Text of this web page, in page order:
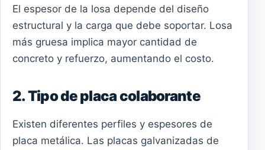
El espesor de la losa depende del diseño
estructural y la carga que debe soportar. Losa
más gruesa implica mayor cantidad de
concreto y refuerzo, aumentando el costo.
2. Tipo de placa colaborante
Existen diferentes perfiles y espesores de
placa metálica. Las placas galvanizadas de